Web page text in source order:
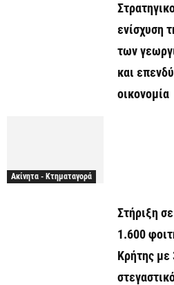
ενίσχυση
των
και
οικονομία
Ακίνητα - Κτηματαγορά
Στήριξη
1.600
Κρήτης με